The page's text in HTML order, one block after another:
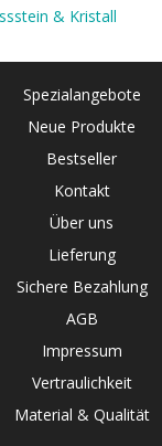
& Kristall
Spezialangebote
Neue Produkte
Bestseller
Kontakt
Über uns
Lieferung
Sichere Bezahlung
AGB
Impressum
Vertraulichkeit
Material & Qualität